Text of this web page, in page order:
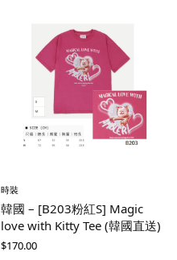
時裝
韓國 – [B203粉紅S] Magic
love with Kitty Tee (韓國直送)
$170.00